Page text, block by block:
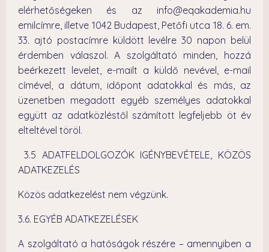
elérhetőségeken és az info@eqakademia.hu
emilcímre, illetve 1042 Budapest, Petőfi utca 18. 6. em.
33. ajtó postacímre küldött levélre 30 napon belül
érdemben válaszol. A szolgáltató minden, hozzá
beérkezett levelet, e-mailt a küldő nevével, e-mail
címével, a dátum, időpont adatokkal és más, az
üzenetben megadott egyéb személyes adatokkal
együtt az adatközléstől számított legfeljebb öt év
elteltével töröl.
3.5 ADATFELDOLGOZÓK IGÉNYBEVÉTELE, KÖZÖS
ADATKEZELÉS
Közös adatkezelést nem végzünk.
3.6. EGYÉB ADATKEZELÉSEK
A szolgáltató a hatóságok részére – amennyiben a